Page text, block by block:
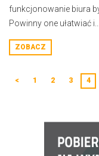
funkcjonowanie biura
Powinny one ułatwiać i...
ZOBACZ
< 1 2 3 4